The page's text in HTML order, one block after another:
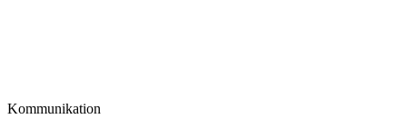
Kommunikation